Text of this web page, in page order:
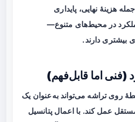
هزینهٔ نهایی، پایداری
در محیط‌های متنوع—
بیشتری دارند.
(فنی اما قابل‌فهم)
روی تراشه می‌تواند به‌عنوان یک
عمل کند. با اعمال پتانسیل